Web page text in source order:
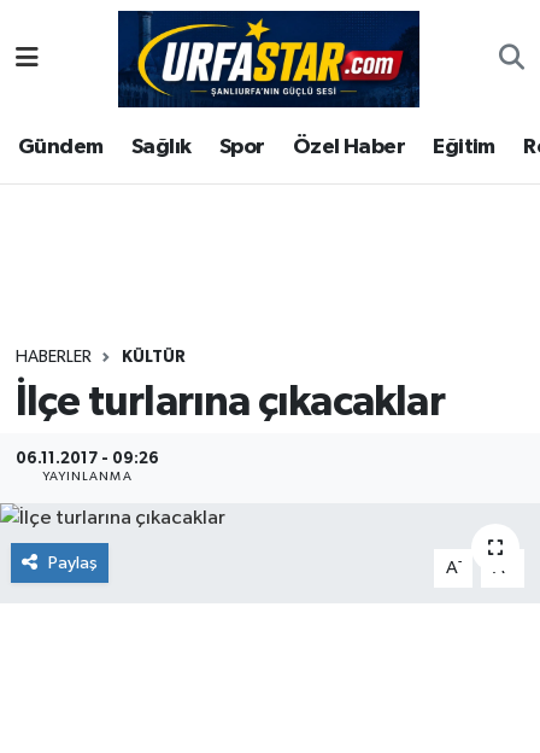
Gündem Sağlık Spor Özel Haber Eğitim
HABERLER KÜLTÜR
İlçe turlarına çıkacaklar
06.11.2017 - 09:26
YAYINLANMA
Paylaş A- A
ASAYİS
ÇEVRE
Gündem
Kültür
Magazin
Şanlıurfa Nöbetçi Eczaneler
Şanlıurfa Hava Durumu
Tüm Manşetler
Son Dakika Haberleri
Haber Arşivi